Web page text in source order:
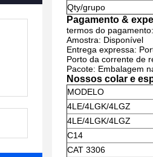
Qty/grupo
Pagamento &
termos do pagamento:
Amostra: Disponível
Entrega expressa:
Porto da corrente de
Pacote: Embalagem
Nossos colar e
MODELO
4LE/4LGK/4LGZ
4LE/4LGK/4LGZ
C14
CAT 3306